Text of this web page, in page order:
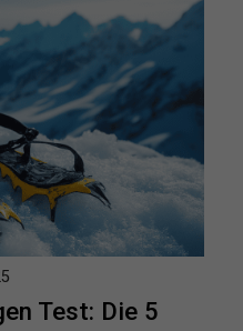
Test: Die 5